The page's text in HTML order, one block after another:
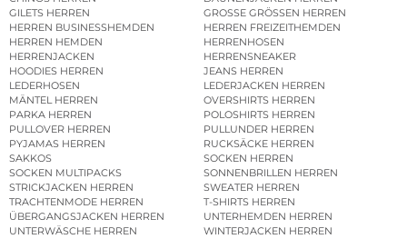
GILETS HERREN
GROSSE GRÖSSEN HERREN
HERREN BUSINESSHEMDEN
HERREN FREIZEITHEMDEN
HERREN HEMDEN
HERRENHOSEN
HERRENJACKEN
HERRENSNEAKER
HOODIES HERREN
JEANS HERREN
LEDERHOSEN
LEDERJACKEN HERREN
MÄNTEL HERREN
OVERSHIRTS HERREN
PARKA HERREN
POLOSHIRTS HERREN
PULLOVER HERREN
PULLUNDER HERREN
PYJAMAS HERREN
RUCKSÄCKE HERREN
SAKKOS
SOCKEN HERREN
SOCKEN MULTIPACKS
SONNENBRILLEN HERREN
STRICKJACKEN HERREN
SWEATER HERREN
TRACHTENMODE HERREN
T-SHIRTS HERREN
ÜBERGANGSJACKEN HERREN
UNTERHEMDEN HERREN
UNTERWÄSCHE HERREN
WINTERJACKEN HERREN